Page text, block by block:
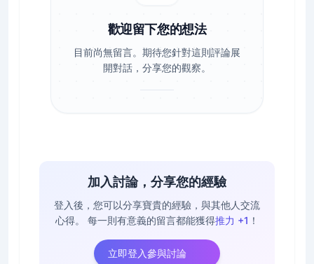
歡迎留下您的想法
目前尚無留言。期待您針對這則評論展
開對話，分享您的觀察。
加入討論，分享您的經驗
登入後，您可以分享寶貴的經驗，與其他人交流
心得。
每一則有意義的留言都能獲得推力 +1 ！
立即登入參與討論